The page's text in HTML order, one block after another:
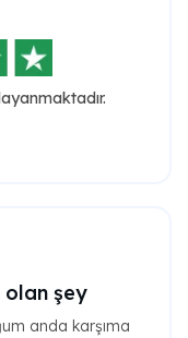
olan şey
anda karşıma